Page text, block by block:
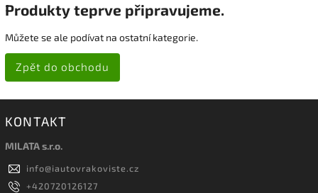
Produkty teprve připravujeme.
Můžete se ale podívat na ostatní kategorie.
Zpět do obchodu
KONTAKT
MILATA s.r.o.
info@iautovrakoviste.cz
+420720126127